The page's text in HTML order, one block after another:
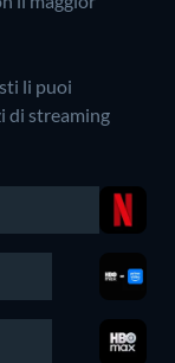
li puoi
di streaming